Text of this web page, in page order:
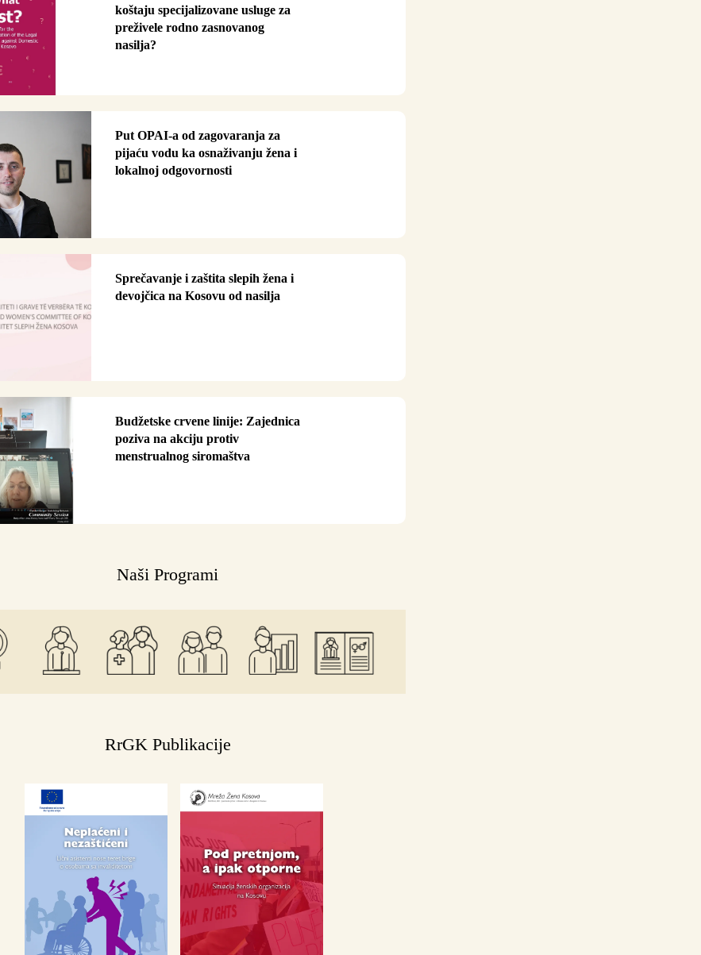
koštaju specijalizovane usluge za
preživele rodno zasnovanog
nasilja?
Put OPAI-a od zagovaranja za
pijaću vodu ka osnaživanju žena i
lokalnoj odgovornosti
Sprečavanje i zaštita slepih žena i
devojčica na Kosovu od nasilja
Budžetske crvene linije: Zajednica
poziva na akciju protiv
menstrualnog siromaštva
Naši Programi
RrGK Publikacije